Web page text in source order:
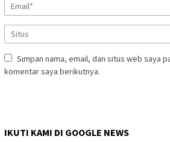
Simpan nama, email, dan situs web saya
komentar saya berikutnya.
IKUTI KAMI DI GOOGLE NEWS